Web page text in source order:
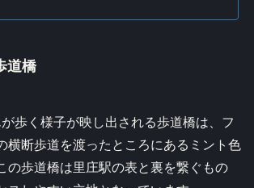
道橋
歩く様子が映し出される歩道橋は、フ
横断歩道を渡ったところにあるミント色
の歩道橋は里庄駅の表と裏を繋ぐもの